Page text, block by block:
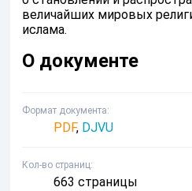
величайших мировых
ислама.
О документе
Формат документа
PDF, DJVU
Кол-во страниц
663 страницы